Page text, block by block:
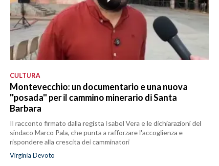
CULTURA
Montevecchio: un documentario e una nuova
''posada'' per il cammino minerario di Santa
Barbara
Il racconto firmato dalla regista Isabel Vera e le dichiarazioni del
sindaco Marco Pala, che punta a rafforzare l'accoglienza e
rispondere alla crescita dei camminatori
Virginia Devoto